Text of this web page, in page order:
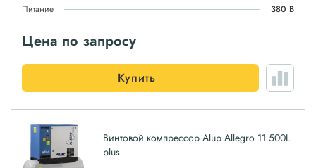
Питание
380 В
Цена по запросу
Купить
Винтовой компрессор Alup Allegro 11 500L
plus